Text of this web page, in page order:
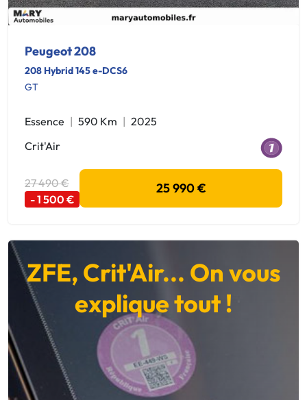
Peugeot 208
208 Hybrid 145 e-DCS6
GT
Essence 590 Km
2025
Crit'Air
27 490 €
- 1 500 €
25 990 €
ZFE, Crit'Air... On vous
explique tout !